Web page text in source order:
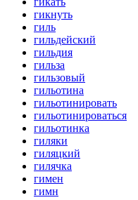
гикнуть
гиль
гильдейский
гильдия
гильза
гильзовый
гильотина
гильотинировать
гильотинироваться
гильотинка
гиляки
гиляцкий
гилячка
гимен
гимн